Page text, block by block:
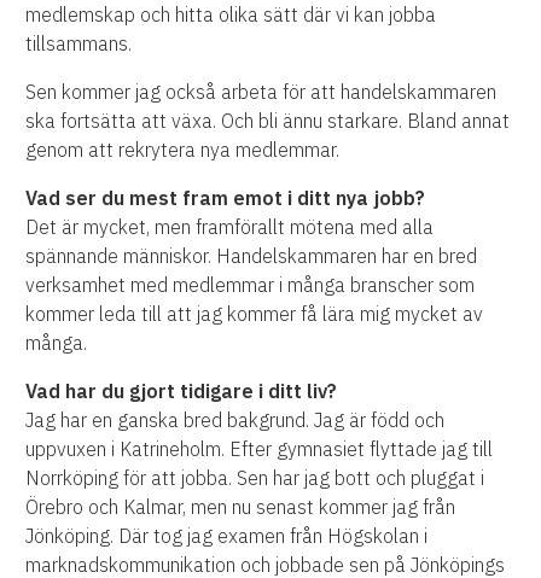
medlemskap och hitta olika sätt där vi kan jobba
tillsammans.
Sen kommer jag också arbeta för att handelskammaren
ska fortsätta att växa. Och bli ännu starkare. Bland annat
genom att rekrytera nya medlemmar.
Vad ser du mest fram emot i ditt nya jobb?
Det är mycket, men framförallt mötena med alla
spännande människor. Handelskammaren har en bred
verksamhet med medlemmar i många branscher som
kommer leda till att jag kommer få lära mig mycket av
många.
Vad har du gjort tidigare i ditt liv?
Jag har en ganska bred bakgrund. Jag är född och
uppvuxen i Katrineholm. Efter gymnasiet flyttade jag till
Norrköping för att jobba. Sen har jag bott och pluggat i
Örebro och Kalmar, men nu senast kommer jag från
Jönköping. Där tog jag examen från Högskolan i
marknadskommunikation och jobbade sen på Jönköpings